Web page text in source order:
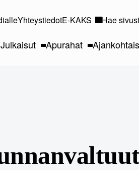
YhteystiedotE-KAKS Hae
Julkaisut Apurahat